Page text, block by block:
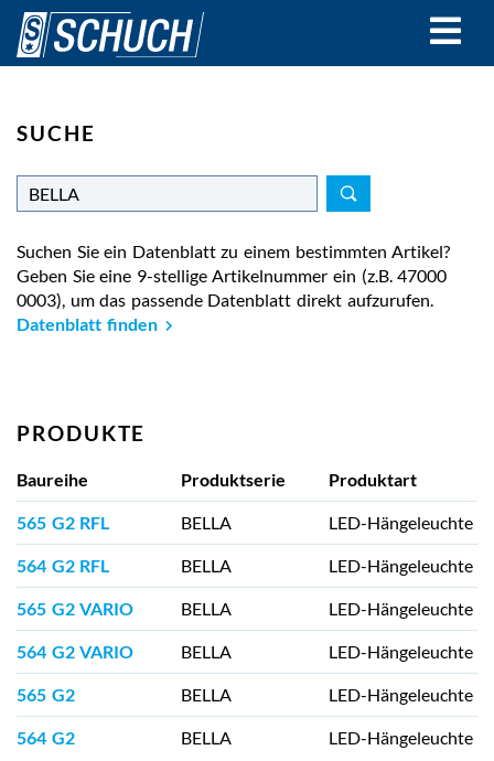
Direkt
zum
Inhalt
SUCHE
Suchen Sie ein Datenblatt zu einem bestimmten Artikel?
Geben Sie eine 9-stellige Artikelnummer ein (z.B. 47000
0003), um das passende Datenblatt direkt aufzurufen.
Datenblatt finden
PRODUKTE
Baureihe Produktserie Produktart
565 G2 RFL BELLA LED-Hängeleuchte
564 G2 RFL BELLA LED-Hängeleuchte
565 G2 VARIO BELLA LED-Hängeleuchte
564 G2 VARIO BELLA LED-Hängeleuchte
565 G2 BELLA LED-Hängeleuchte
564 G2 BELLA LED-Hängeleuchte